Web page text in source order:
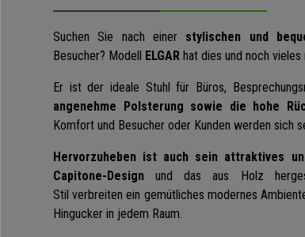
Suchen Sie nach einer stylischen und
Besucher? Modell ELGAR hat dies und noch
Er ist der ideale Stuhl für Büros,
angenehme Polsterung sowie die hohe
Komfort und Besucher oder Kunden werden sich
Hervorzuheben ist auch sein attraktives
Capitone-Design und das aus Holz
Stil verbreiten ein gemütliches modernes
Hingucker in jedem Raum.